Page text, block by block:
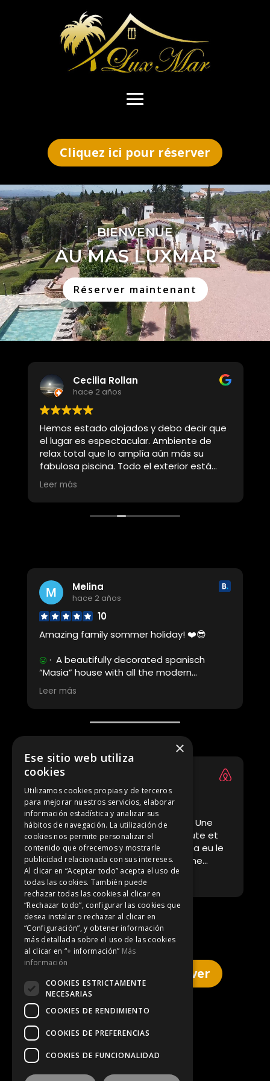
Cliquez ici pour réserver
BIENVENUE
AU MAS LUXMAR
Réserver maintenant
Lecteur
vidéo
Cecilia Rollan
hace 2 años
Hemos estado alojados y debo decir que
el lugar es espectacular. Ambiente de
relax total que lo amplía aún más su
fabulosa piscina. Todo el exterior está
divinamente ambientado con flores y
árboles que si eres amante de la
naturaleza sabrás apreciar. Quedamos
encantados de la elección que hicimos
Leer más
Melina
hace 2 años
10
Amazing family sommer holiday! ❤️😎
· A beautifully decorated spanisch
“Masia” house with all the modern
comfort. The garden, the pool and the grill
area were fantastic too. And the location
was easy to access with the car and
close by car to a variety of beaches,
restaurant areas and medieval cities.
· Everything was perfect. And Patricia
(the manager) was very friendly and
helped us with any question we had. 👍🏻👍🏻
👍🏻
Leer más
hace 2 años
Une villa dans un cadre incroyable. Une
propriétaire au top qui est à l’écoute et
disponible en cas de question. On a eu le
droit à une visite du domaine et une
explication de son projet qui est superbe
on a hâte d’y revenir. Nous étions un
groupe de copine et on a passé un week-
end féerique. Tout est à proximité à Max
20 minutes de voiture on est à Lloret Le
cadre est juste splendide on en a pris
plein les yeux. En rentrant on a décrit la
maison, montrer les photos à nos
compagnons, ils avaient juste une envie
de prendre la voiture et d’y aller. On y
reviendra à coup sûr !! 🥰
Leer más
Cliquez ici pour réserver
Mentions Légales
×
Ese sitio web utiliza
cookies
Utilizamos cookies propias y de terceros
para mejorar nuestros servicios, elaborar
información estadística y analizar sus
hábitos de navegación. La utilización de
cookies nos permite personalizar el
contenido que ofrecemos y mostrarle
publicidad relacionada con sus intereses.
Al clicar en “Aceptar todo” acepta el uso de
todas las cookies. También puede
rechazar todas las cookies al clicar en
“Rechazar todo”, configurar las cookies que
desea instalar o rechazar al clicar en
“Configuración”, y obtener información
más detallada sobre el uso de las cookies
al clicar en “+ información” Más
información
COOKIES ESTRICTAMENTE
NECESARIAS
COOKIES DE RENDIMIENTO
COOKIES DE PREFERENCIAS
COOKIES DE FUNCIONALIDAD